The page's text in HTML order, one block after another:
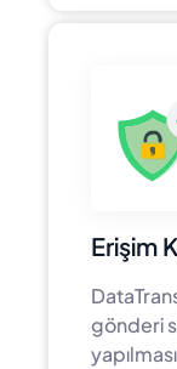
Erişim
gönderi